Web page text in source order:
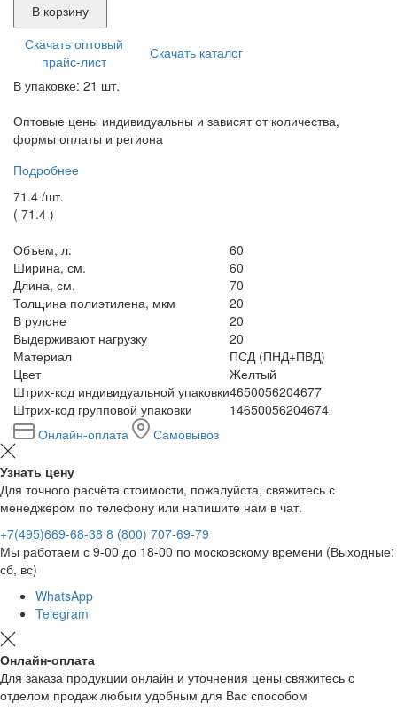
В корзину
Скачать оптовый
прайс-лист
Скачать каталог
В упаковке: 21 шт.
Оптовые цены индивидуальны и зависят от количества,
формы оплаты и региона
Подробнее
71.4 /шт.
( 71.4 )
Объем, л.
60
Ширина, см.
60
Длина, см.
70
Толщина полиэтилена, мкм
20
В рулоне
20
Выдерживают нагрузку
20
Материал
ПСД (ПНД+ПВД)
Цвет
Желтый
Штрих-код индивидуальной упаковки4650056204677
Штрих-код групповой упаковки
14650056204674
Онлайн-оплата
Самовывоз
Узнать цену
Для точного расчёта стоимости, пожалуйста, свяжитесь с
менеджером по телефону или напишите нам в чат.
+7(495)669-68-38 8 (800) 707-69-79
Мы работаем с 9-00 до 18-00 по московскому времени (Выходные:
сб, вс)
WhatsApp
Telegram
Онлайн-оплата
Для заказа продукции онлайн и уточнения цены свяжитесь с
отделом продаж любым удобным для Вас способом